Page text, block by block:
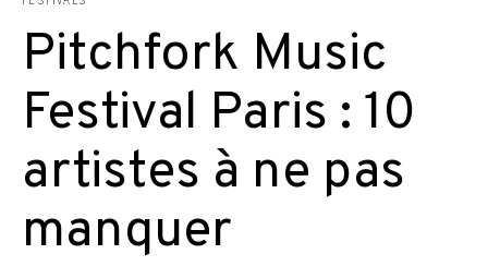
Pitchfork Music
Festival Paris : 10
artistes à ne pas
manquer